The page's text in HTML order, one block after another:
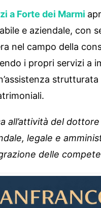
a Forte dei Marmi
e aziendale, con
nel campo della
i propri servizi a
all’attività del
legale e
delle